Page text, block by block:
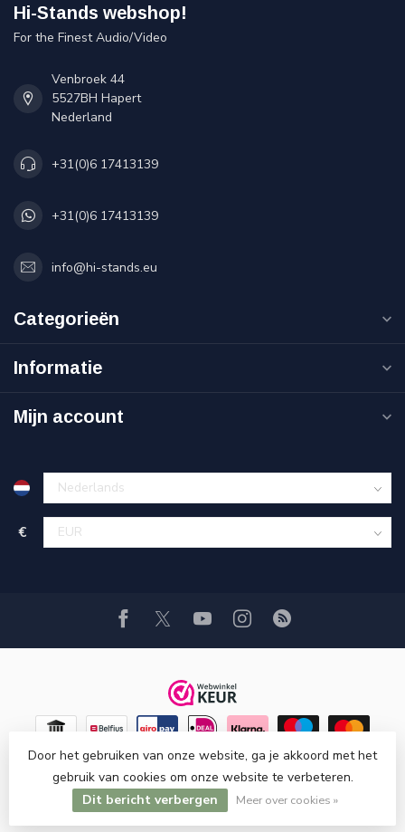
Hi-Stands webshop!
For the Finest Audio/Video
Venbroek 44
5527BH Hapert
Nederland
+31(0)6 17413139
+31(0)6 17413139
info@hi-stands.eu
Categorieën
Informatie
Mijn account
€
© Copyright 2026 Hi-Stands webshop!
Door het gebruiken van onze website, ga je akkoord met het
gebruik van cookies om onze website te verbeteren.
Dit bericht verbergen
Meer over cookies »